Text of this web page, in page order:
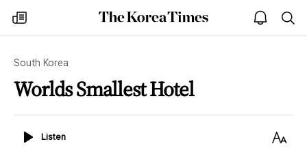
my
times
The
Korea
open
notice
South Korea
Worlds Smallest Hotel
ListenListen
Text